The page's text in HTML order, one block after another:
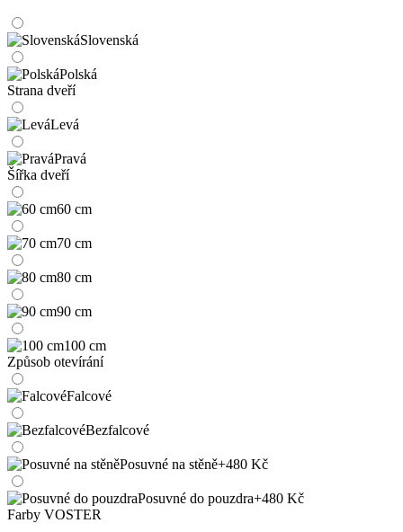
Slovenská
Polská
Strana dveří
Levá
Pravá
Šířka dveří
60 cm
70 cm
80 cm
90 cm
100 cm
Způsob otevírání
Falcové
Bezfalcové
Posuvné na stěně+480 Kč
Posuvné do pouzdra+480 Kč
Farby VOSTER